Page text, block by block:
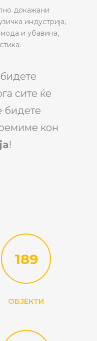
докажани
индустрија,
мода и убавина,
сите ќе
бидете
кон
!
189
ОБЈЕКТИ